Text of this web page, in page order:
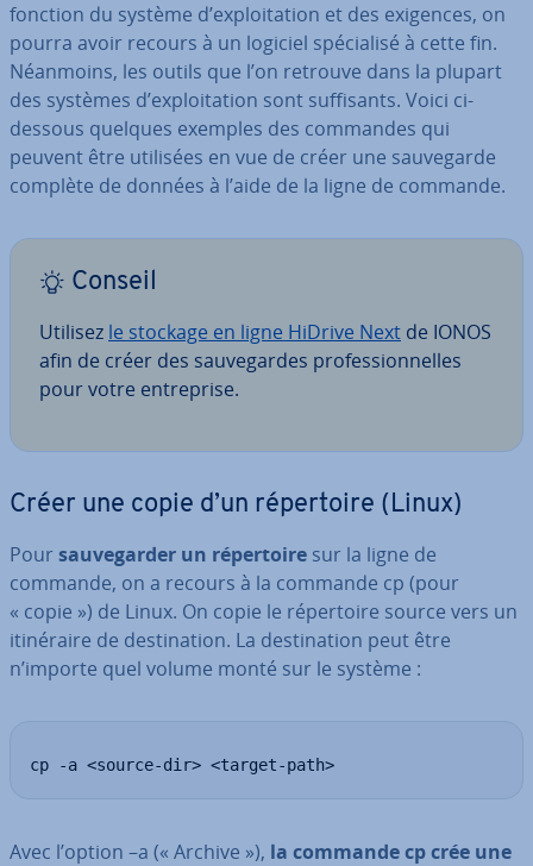
fonction du système d’ex­ploi­ta­tion et des exigences, on
pourra avoir recours à un logiciel spé­cia­lisé à cette fin.
Néanmoins, les outils que l’on retrouve dans la plupart
des systèmes d’ex­ploi­ta­tion sont suf­fi­sants. Voici ci-
dessous quelques exemples des commandes qui
peuvent être utilisées en vue de créer une sau­ve­garde
complète de données à l’aide de la ligne de commande.
Conseil
Utilisez le stockage en ligne HiDrive Next de IONOS
afin de créer des sau­ve­gardes pro­fes­sion­nelles
pour votre en­tre­prise.
Créer une copie d’un ré­per­toire (Linux)
Pour sau­ve­gar­der un ré­per­toire sur la ligne de
commande, on a recours à la commande cp (pour
« copie ») de Linux. On copie le ré­per­toire source vers un
iti­né­raire de des­ti­na­tion. La des­ti­na­tion peut être
n’importe quel volume monté sur le système :
cp -a <source-dir> <target-path>
Avec l’option –a (« Archive »), la commande cp crée une